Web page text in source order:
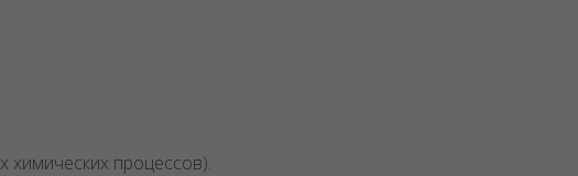
химических процессов).